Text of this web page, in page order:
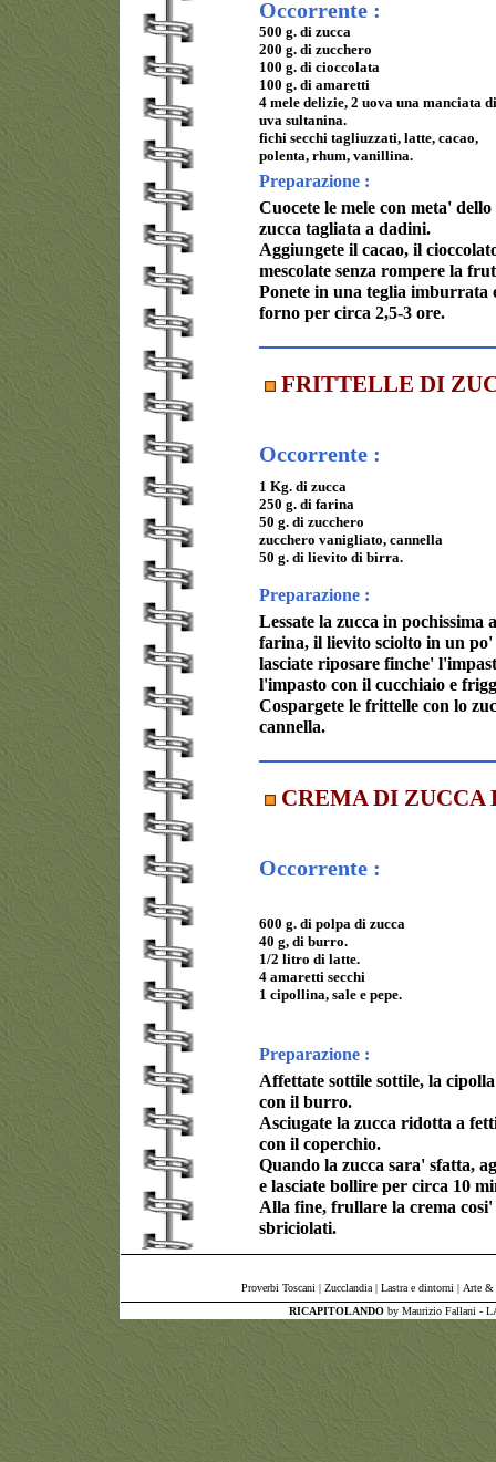
Occorrente :
500 g. di zucca
200 g. di zucchero
100 g. di cioccolata
100 g. di amaretti
4 mele delizie, 2 uova una manciata di
uva sultanina.
fichi secchi tagliuzzati, latte, cacao,
polenta, rhum, vanillina.
Preparazione :
Cuocete le mele con meta'
zucca tagliata a dadini.
Aggiungete il cacao, il
mescolate senza rompere la
Ponete in una teglia imburrata
forno per circa 2,5-3 ore.
FRITTELLE DI
Occorrente :
1 Kg. di zucca
250 g. di farina
50 g. di zucchero
zucchero vanigliato, cannella
50 g. di lievito di birra.
Preparazione :
Lessate la zucca in pochissima
farina, il lievito sciolto in un
lasciate riposare finche'
l'impasto con il cucchiaio e
Cospargete le frittelle con lo
cannella.
CREMA DI ZUCCA
Occorrente :
600 g. di polpa di zucca
40 g, di burro.
1/2 litro di latte.
4 amaretti secchi
1 cipollina, sale e pepe.
Preparazione :
Affettate sottile sottile, la
con il burro.
Asciugate la zucca ridotta a
con il coperchio.
Quando la zucca sara' sfatta,
e lasciate bollire per circa 10
Alla fine, frullare la crema
sbriciolati.
Proverbi Toscani | Zucclandia| Lastra e dintorni | Arte &
RICAPITOLANDO by Maurizio Fallani -